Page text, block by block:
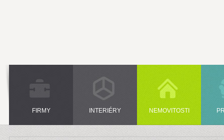
FIRMY INTERIÉRY NEMOVITOSTI